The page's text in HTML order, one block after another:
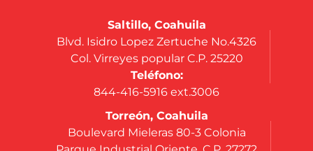
Saltillo, Coahuila
Blvd. Isidro Lopez Zertuche No.4326
Col. Virreyes popular C.P. 25220
Teléfono:
844-416-5916 ext.3006
Torreón, Coahuila
Boulevard Mieleras 80-3 Colonia